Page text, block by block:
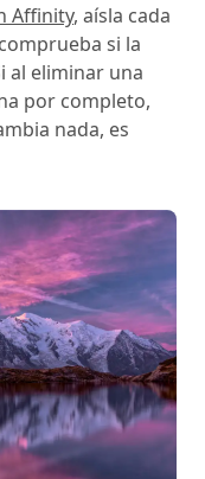
Affinity, aísla cada
si la
al eliminar una
por completo,
nada, es